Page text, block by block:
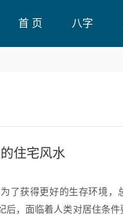
首 页 八字
住宅风水
了获得更好的生存环境，
后，面临着人类对居住条件